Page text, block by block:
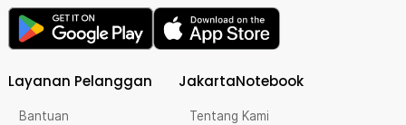
Layanan Pelanggan
Bantuan
JakartaNotebook
Tentang Kami